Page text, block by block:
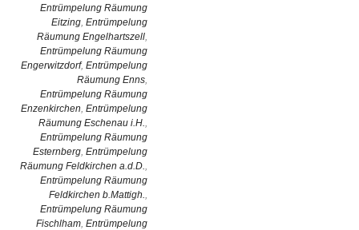
Entrümpelung Räumung
Eitzing, Entrümpelung
Räumung Engelhartszell,
Entrümpelung Räumung
Engerwitzdorf, Entrümpelung
Räumung Enns,
Entrümpelung Räumung
Enzenkirchen, Entrümpelung
Räumung Eschenau i.H.,
Entrümpelung Räumung
Esternberg, Entrümpelung
Räumung Feldkirchen a.d.D.,
Entrümpelung Räumung
Feldkirchen b.Mattigh.,
Entrümpelung Räumung
Fischlham, Entrümpelung